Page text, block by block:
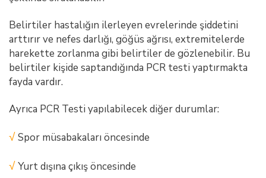
Belirtiler hastalığın ilerleyen evrelerinde şiddetini
arttırır ve nefes darlığı, göğüs ağrısı, extremitelerde
harekette zorlanma gibi belirtiler de gözlenebilir. Bu
belirtiler kişide saptandığında PCR testi yaptırmakta
fayda vardır.
Ayrıca PCR Testi yapılabilecek diğer durumlar:
√Spor müsabakaları öncesinde
√Yurt dışına çıkış öncesinde